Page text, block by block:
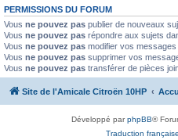
PERMISSIONS DU FORUM
Vous ne pouvez pas publier de nouveaux
Vous ne pouvez pas répondre aux sujets
Vous ne pouvez pas modifier vos
Vous ne pouvez pas supprimer vos
Vous ne pouvez pas transférer de pièces
Site de l'Amicale Citroën 10HP
Développé parphpBB®
Traduction